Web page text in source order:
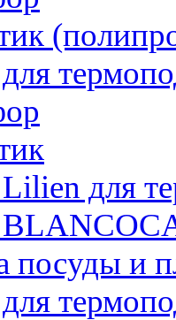
для
посуды и